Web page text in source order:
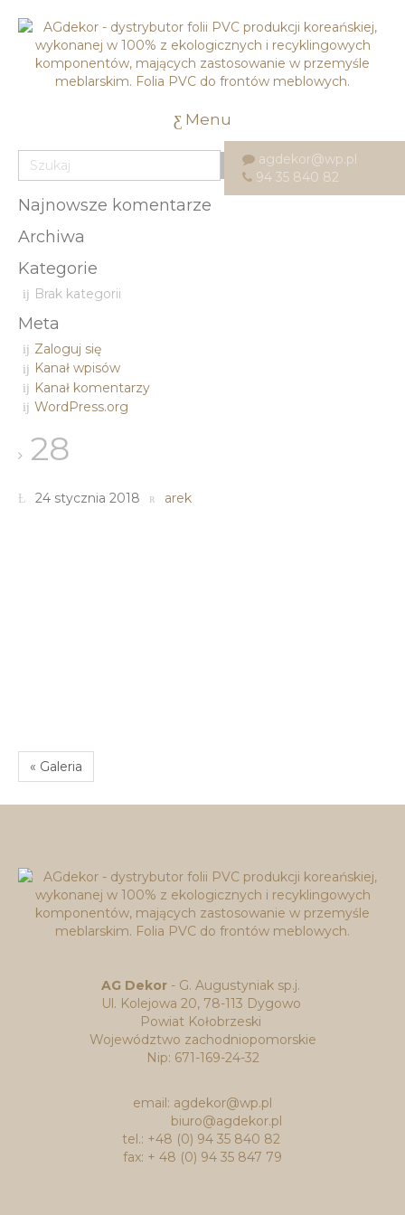
Menu
agdekor@wp.pl
94 35 840 82
Najnowsze komentarze
Archiwa
Kategorie
Brak kategorii
Meta
Zaloguj się
Kanał wpisów
Kanał komentarzy
WordPress.org
28
24 stycznia 2018 arek
« Galeria
AG Dekor - G. Augustyniak sp.j.
Ul. Kolejowa 20, 78-113 Dygowo
Powiat Kołobrzeski
Województwo zachodniopomorskie
Nip: 671-169-24-32
email: agdekor@wp.pl
biuro@agdekor.pl
tel.: +48 (0) 94 35 840 82
fax: + 48 (0) 94 35 847 79